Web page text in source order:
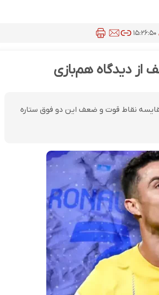
۱۵:۲۶:۵۰
از دیدگاه هم‌بازی
مقایسه نقاط قوت و ضعف این دو فوق ستاره